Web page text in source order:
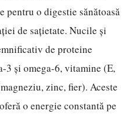
pentru o digestie sănătoasă
de sațietate. Nucile și
de proteine
3 și omega-6, vitamine (E,
zinc, fier). Aceste
o energie constantă pe